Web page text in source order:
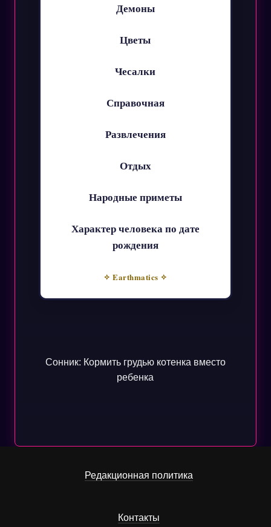
Демоны
Цветы
Чесалки
Справочная
Развлечения
Отдых
Народные приметы
Характер человека по дате
рождения
✧ Earthmatics ✧
Сонник: Кормить грудью котенка вместо
ребенка
Редакционная политика
Контакты